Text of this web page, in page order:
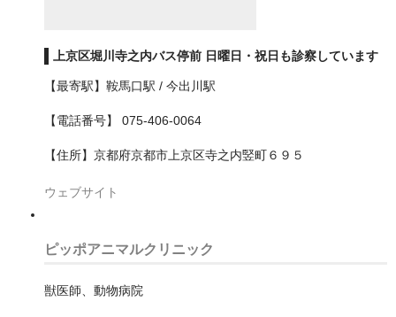
本庄市
比企郡鳩山町
深谷市
上京区堀川寺之内バス停前 日曜日・祝日も診察しています
【最寄駅】鞍馬口駅 / 今出川駅
【電話番号】 075-406-0064
【住所】京都府京都市上京区寺之内竪町６９５
ウェブサイト
ピッポアニマルクリニック
獣医師、動物病院